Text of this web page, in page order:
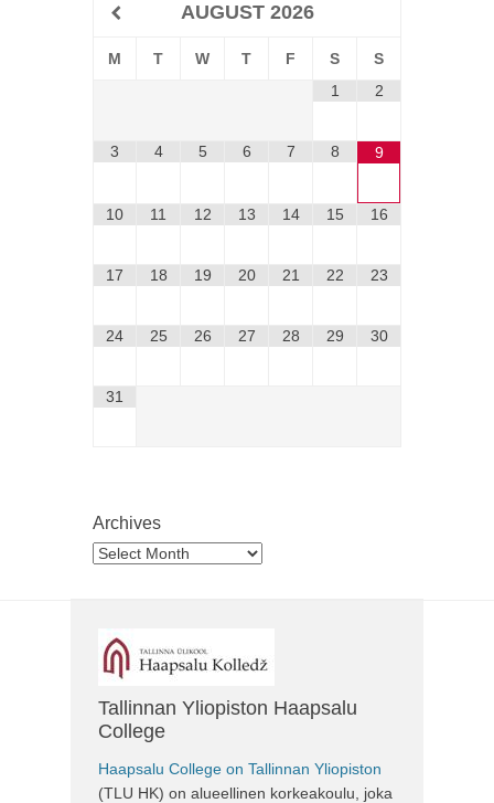
AUGUST 2026
M T W T F S
S
1
2
3 4 5 6 7 8 9
10 11 12 13 14 15 16
17 18 19 20 21 22 23
24 25 26 27 28 29 30
31
Archives
Archives
Tallinnan Yliopiston Haapsalu
College
Haapsalu College on Tallinnan Yliopiston
(TLU HK) on alueellinen korkeakoulu, joka